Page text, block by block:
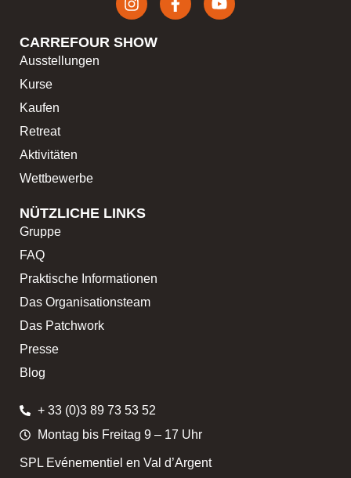
CARREFOUR SHOW
Ausstellungen
Kurse
Kaufen
Retreat
Aktivitäten
Wettbewerbe
NÜTZLICHE LINKS
Gruppe
FAQ
Praktische Informationen
Das Organisationsteam
Das Patchwork
Presse
Blog
+ 33 (0)3 89 73 53 52
Montag bis Freitag 9 – 17 Uhr
SPL Evénementiel en Val d’Argent